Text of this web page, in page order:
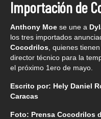
Importación de
Anthony Moe se une a
los tres importados
Cocodrilos , quienes
director técnico para la
el próximo 1ero de mayo.
Escrito por: Hely Daniel
Caracas
Foto: Prensa Cocodrilos